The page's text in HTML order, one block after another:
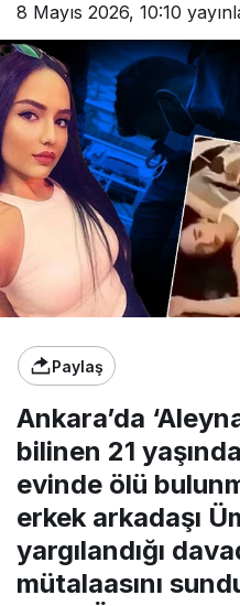
8 Mayıs 2026, 10:10
Paylaş
Ankara’da
bilinen 21
evinde ölü
erkek arkadaşı
yargılandığı
mütalaasını